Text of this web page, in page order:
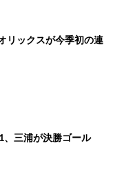
リックスが今季初の連
、三浦が決勝ゴール